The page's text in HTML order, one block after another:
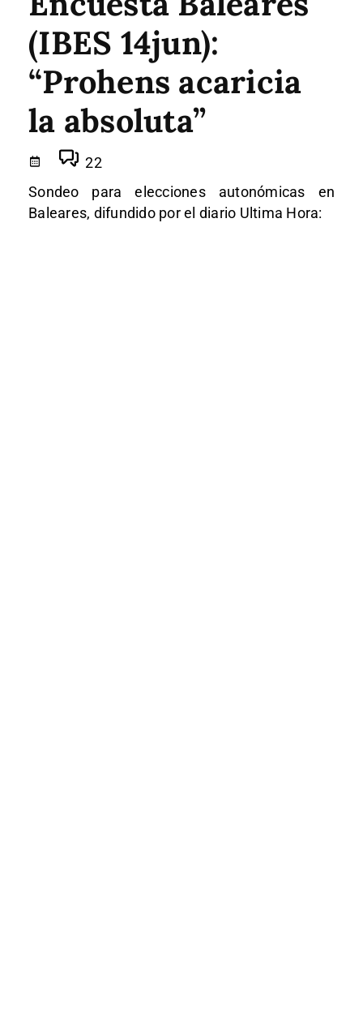
(IBES 14jun):
“Prohens acaricia
la absoluta”
22
Sondeo para elecciones autonómicas en
Baleares, difundido por el diario Ultima Hora: